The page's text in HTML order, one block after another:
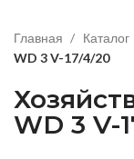
Главная Каталог
WD 3 V-17/4/20
WD 3 V-